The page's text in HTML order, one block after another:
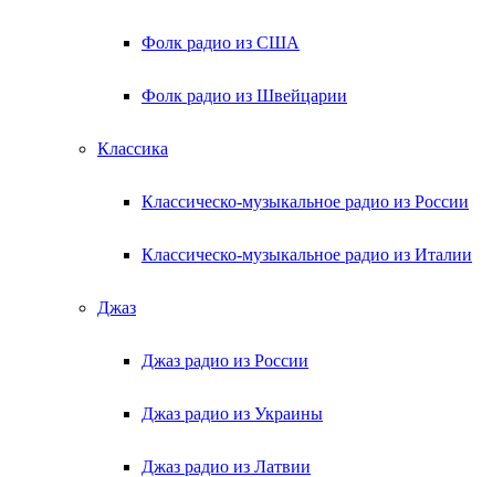
Фолк радио из США
Фолк радио из Швейцарии
Классика
Классическо-музыкальное радио из России
Классическо-музыкальное радио из Италии
Джаз
Джаз радио из России
Джаз радио из Украины
Джаз радио из Латвии